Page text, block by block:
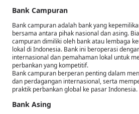
Bank Campuran
Bank campuran adalah bank yang
bersama antara pihak nasional dan asing.
campuran dimiliki oleh bank atau lembaga
lokal di Indonesia. Bank ini beroperasi
internasional dan pemahaman lokal untuk
perbankan yang kompetitif.
Bank campuran berperan penting dalam
dan perdagangan internasional, serta
praktik perbankan global ke pasar Indonesia.
Bank Asing